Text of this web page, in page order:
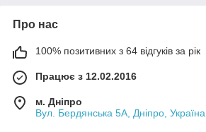
Про нас
100% позитивних з 64 відгуків за рік
Працює з 12.02.2016
м. Дніпро
Вул. Бердянська 5А, Дніпро, Україна